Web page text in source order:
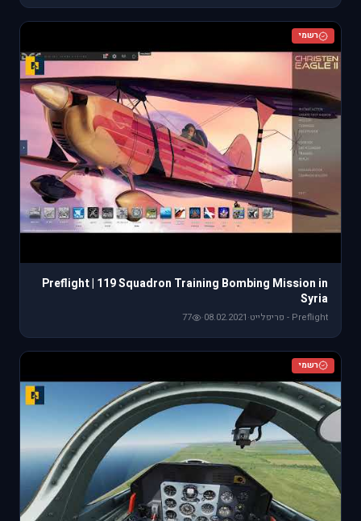
רשמי
Preflight | 119 Squadron Training Bombing Mission in
Syria
Preflight - פריפלייט ·
08.02.2021
·
77
רשמי